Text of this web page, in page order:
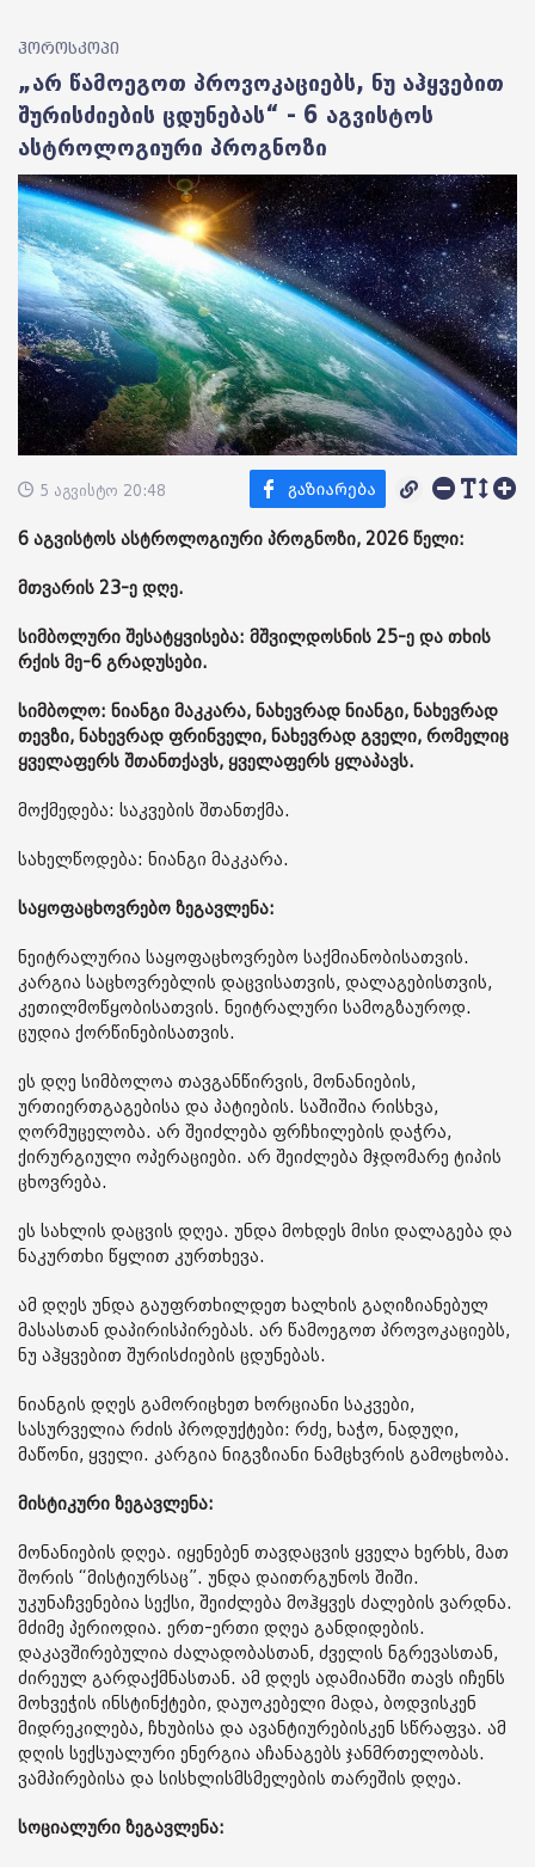
ჰოროსკოპი
„არ წამოეგოთ პროვოკაციებს, ნუ აჰყვებით
შურისძიების ცდუნებას“ - 6 აგვისტოს
ასტროლოგიური პროგნოზი
5 აგვისტო 20:48
6 აგვისტოს ასტროლოგიური პროგნოზი, 2026 წელი:
მთვარის 23-ე დღე.
სიმბოლური შესატყვისება: მშვილდოსნის 25-ე და თხის
რქის მე-6 გრადუსები.
სიმბოლო: ნიანგი მაკკარა, ნახევრად ნიანგი, ნახევრად
თევზი, ნახევრად ფრინველი, ნახევრად გველი, რომელიც
ყველაფერს შთანთქავს, ყველაფერს ყლაპავს.
მოქმედება: საკვების შთანთქმა.
სახელწოდება: ნიანგი მაკკარა.
საყოფაცხოვრებო ზეგავლენა:
ნეიტრალურია საყოფაცხოვრებო საქმიანობისათვის.
კარგია საცხოვრებლის დაცვისათვის, დალაგებისთვის,
კეთილმოწყობისათვის. ნეიტრალური სამოგზაუროდ.
ცუდია ქორწინებისათვის.
ეს დღე სიმბოლოა თავგანწირვის, მონანიების,
ურთიერთგაგებისა და პატიების. საშიშია რისხვა,
ღორმუცელობა. არ შეიძლება ფრჩხილების დაჭრა,
ქირურგიული ოპერაციები. არ შეიძლება მჯდომარე ტიპის
ცხოვრება.
ეს სახლის დაცვის დღეა. უნდა მოხდეს მისი დალაგება და
ნაკურთხი წყლით კურთხევა.
ამ დღეს უნდა გაუფრთხილდეთ ხალხის გაღიზიანებულ
მასასთან დაპირისპირებას. არ წამოეგოთ პროვოკაციებს,
ნუ აჰყვებით შურისძიების ცდუნებას.
ნიანგის დღეს გამორიცხეთ ხორციანი საკვები,
სასურველია რძის პროდუქტები: რძე, ხაჭო, ნადუღი,
მაწონი, ყველი. კარგია ნიგვზიანი ნამცხვრის გამოცხობა.
მისტიკური ზეგავლენა:
მონანიების დღეა. იყენებენ თავდაცვის ყველა ხერხს, მათ
შორის “მისტიურსაც”. უნდა დაითრგუნოს შიში.
უკუნაჩვენებია სექსი, შეიძლება მოჰყვეს ძალების ვარდნა.
მძიმე პერიოდია. ერთ-ერთი დღეა განდიდების.
დაკავშირებულია ძალადობასთან, ძველის ნგრევასთან,
ძირეულ გარდაქმნასთან. ამ დღეს ადამიანში თავს იჩენს
მოხვეჭის ინსტინქტები, დაუოკებელი მადა, ბოდვისკენ
მიდრეკილება, ჩხუბისა და ავანტიურებისკენ სწრაფვა. ამ
დღის სექსუალური ენერგია აჩანაგებს ჯანმრთელობას.
ვამპირებისა და სისხლისმსმელების თარეშის დღეა.
სოციალური ზეგავლენა: